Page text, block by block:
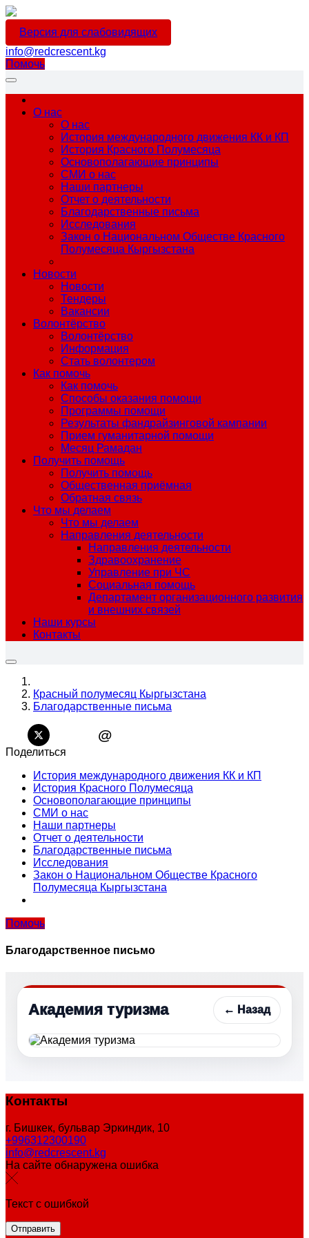
Версия для слабовидящих
info@redcrescent.kg
Помочь
О нас
О нас
История международного движения КК и КП
История Красного Полумесяца
Основополагающие принципы
СМИ о нас
Наши партнеры
Отчет о деятельности
Благодарственные письма
Исследования
Закон о Национальном Обществе Красного
Полумесяца Кыргызстана
Новости
Новости
Тендеры
Вакансии
Волонтёрство
Волонтёрство
Информация
Стать волонтером
Как помочь
Как помочь
Способы оказания помощи
Программы помощи
Результаты фандрайзинговой кампании
Прием гуманитарной помощи
Месяц Рамадан
Получить помощь
Получить помощь
Общественная приёмная
Обратная связь
Что мы делаем
Что мы делаем
Направления деятельности
Направления деятельности
Здравоохранение
Управление при ЧС
Социальная помощь
Департамент организационного развития
и внешних связей
Наши курсы
Контакты
Красный полумесяц Кыргызстана
Благодарственные письма
@
Поделиться
История международного движения КК и КП
История Красного Полумесяца
Основополагающие принципы
СМИ о нас
Наши партнеры
Отчет о деятельности
Благодарственные письма
Исследования
Закон о Национальном Обществе Красного
Полумесяца Кыргызстана
Помочь
Благодарственное письмо
Академия туризма ← Назад
Контакты
г. Бишкек, бульвар Эркиндик, 10
+996312300190
info@redcrescent.kg
На сайте обнаружена ошибка
Текст с ошибкой